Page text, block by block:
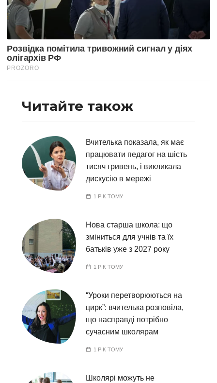
Читайте також
Вчителька показала, як має
працювати педагог на шість
тисяч гривень, і викликала
дискусію в мережі
1 РІК ТОМУ
Нова старша школа: що
зміниться для учнів та їх
батьків уже з 2027 року
1 РІК ТОМУ
“Уроки перетворюються на
цирк”: вчителька розповіла,
що насправді потрібно
сучасним школярам
1 РІК ТОМУ
Школярі можуть не